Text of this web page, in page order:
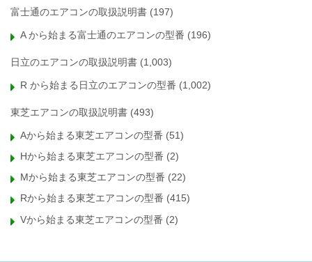
富士通のエアコンの取扱説明書 (197)
A から始まる富士通のエアコンの型番 (196)
日立のエアコンの取扱説明書 (1,003)
R から始まる日立のエアコンの型番 (1,002)
東芝エアコンの取扱説明書 (493)
Aから始まる東芝エアコンの型番 (51)
Hから始まる東芝エアコンの型番 (2)
Mから始まる東芝エアコンの型番 (22)
Rから始まる東芝エアコンの型番 (415)
Vから始まる東芝エアコンの型番 (2)